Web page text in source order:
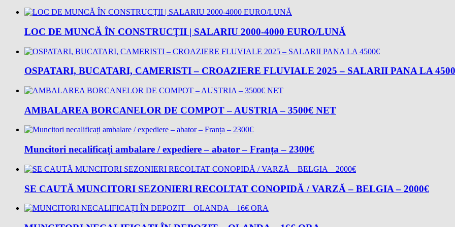
LOC DE MUNCĂ ÎN CONSTRUCŢII | SALARIU 2000-4000 EURO/LUNĂ
OSPATARI, BUCATARI, CAMERISTI – CROAZIERE FLUVIALE 2025 – SALARII PANA LA
AMBALAREA BORCANELOR DE COMPOT – AUSTRIA – 3500€ NET
Muncitori necalificați ambalare / expediere – abator – Franța – 2300€
SE CAUTĂ MUNCITORI SEZONIERI RECOLTAT CONOPIDĂ / VARZĂ – BELGIA – 2000€